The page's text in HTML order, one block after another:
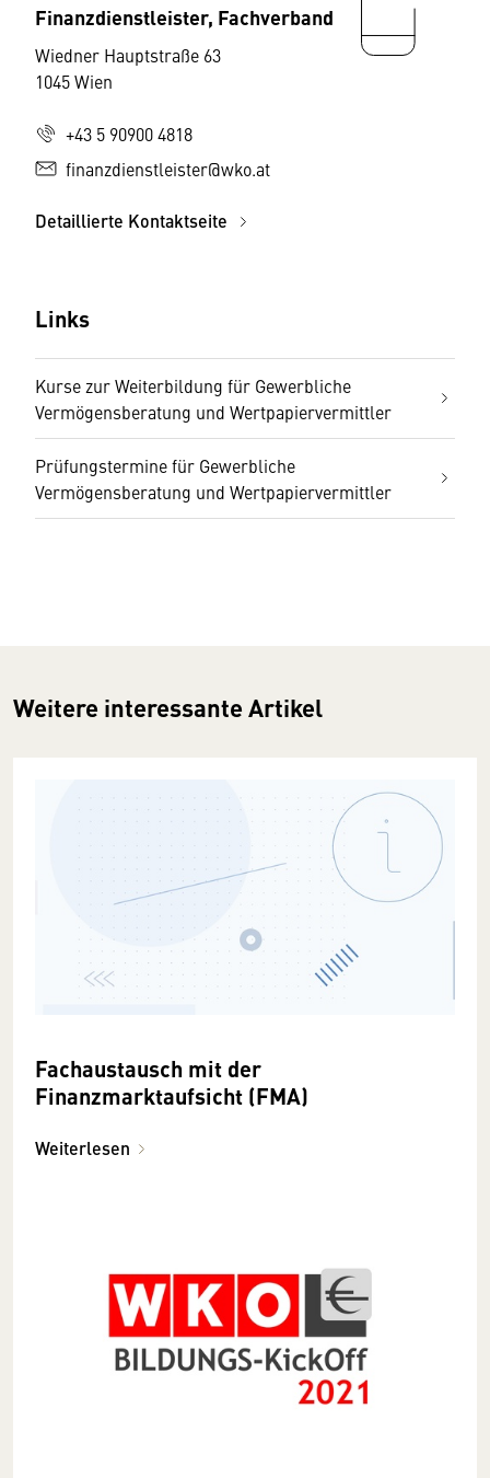
Finanzdienstleister, Fachverband
Wiedner Hauptstraße 63
1045 Wien
+43 5 90900 4818
finanzdienstleister@wko.at
Detaillierte Kontaktseite
Links
Kurse zur Weiterbildung für Gewerbliche
Vermögensberatung und Wertpapiervermittler
Prüfungstermine für Gewerbliche
Vermögensberatung und Wertpapiervermittler
Weitere interessante Artikel
Fachaustausch mit der
Finanzmarktaufsicht (FMA)
Weiterlesen